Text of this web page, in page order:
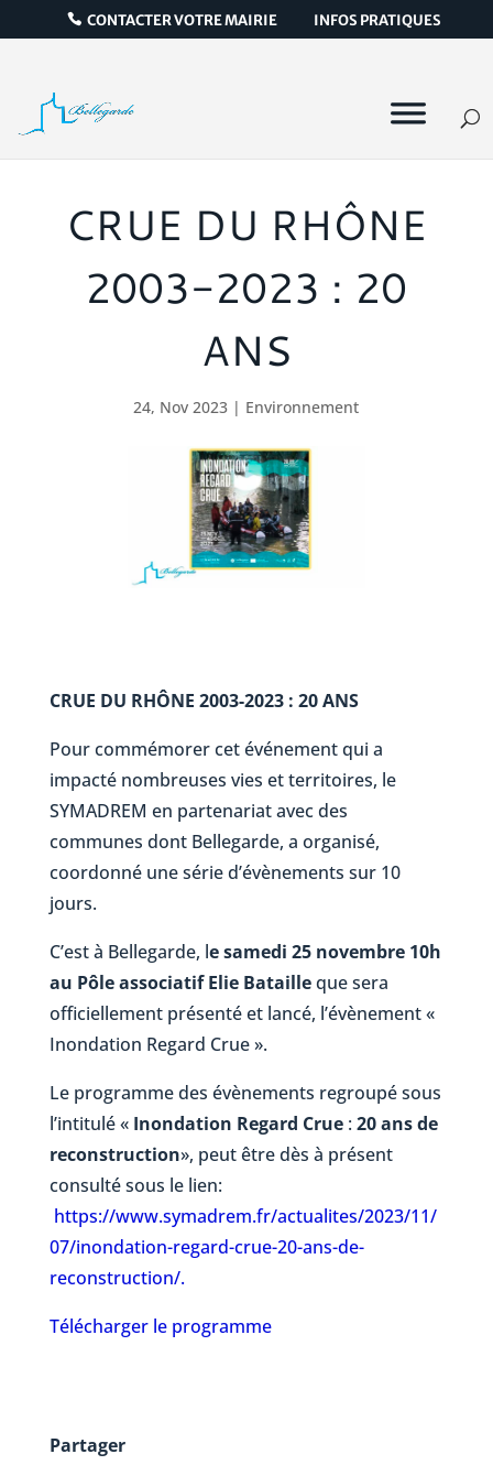
CONTACTER VOTRE MAIRIE INFOS PRATIQUES
CRUE DU RHÔNE
2003-2023 : 20
ANS
24, Nov 2023 | Environnement
CRUE DU RHÔNE 2003-2023 : 20 ANS
Pour commémorer cet événement qui a
impacté nombreuses vies et territoires, le
SYMADREM en partenariat avec des
communes dont Bellegarde, a organisé,
coordonné une série d’évènements sur 10
jours.
C’est à Bellegarde, le samedi 25 novembre 10h
au Pôle associatif Elie Batailleque sera
officiellement présenté et lancé, l’évènement «
Inondation Regard Crue ».
Le programme des évènements regroupé sous
l’intitulé « Inondation Regard Crue: 20 ans de
reconstruction», peut être dès à présent
consulté sous le lien:
https://www.symadrem.fr/actualites/2023/11/
07/inondation-regard-crue-20-ans-de-
reconstruction/.
Télécharger le programme
Partager